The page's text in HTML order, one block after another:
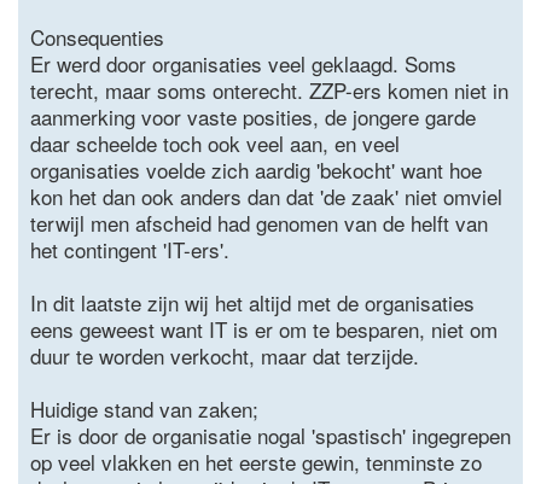
Consequenties
Er werd door organisaties veel geklaagd. Soms
terecht, maar soms onterecht. ZZP-ers komen niet in
aanmerking voor vaste posities, de jongere garde
daar scheelde toch ook veel aan, en veel
organisaties voelde zich aardig 'bekocht' want hoe
kon het dan ook anders dan dat 'de zaak' niet omviel
terwijl men afscheid had genomen van de helft van
het contingent 'IT-ers'.
In dit laatste zijn wij het altijd met de organisaties
eens geweest want IT is er om te besparen, niet om
duur te worden verkocht, maar dat terzijde.
Huidige stand van zaken;
Er is door de organisatie nogal 'spastisch' ingegrepen
op veel vlakken en het eerste gewin, tenminste zo